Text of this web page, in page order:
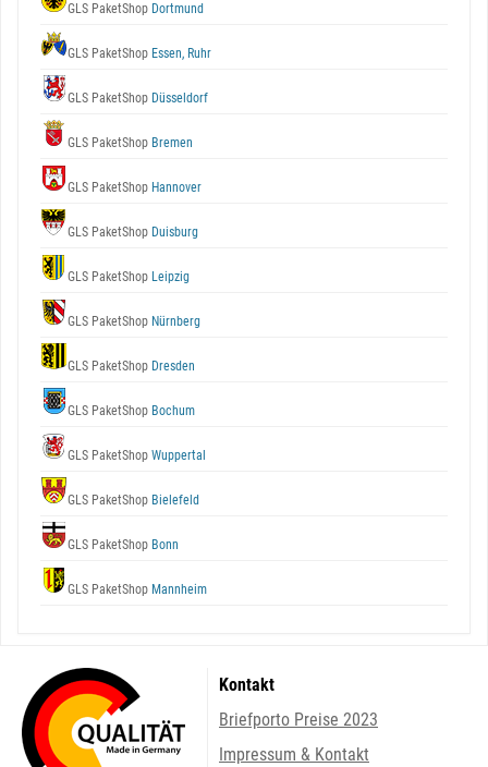
GLS PaketShop Dortmund
GLS PaketShop Essen, Ruhr
GLS PaketShop Düsseldorf
GLS PaketShop Bremen
GLS PaketShop Hannover
GLS PaketShop Duisburg
GLS PaketShop Leipzig
GLS PaketShop Nürnberg
GLS PaketShop Dresden
GLS PaketShop Bochum
GLS PaketShop Wuppertal
GLS PaketShop Bielefeld
GLS PaketShop Bonn
GLS PaketShop Mannheim
Kontakt
Briefporto Preise 2023
Impressum & Kontakt